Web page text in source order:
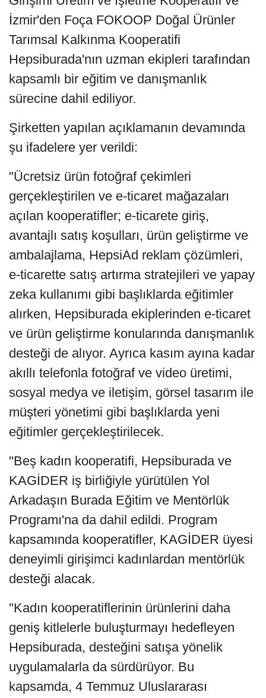
İzmir'den Foça FOKOOP Doğal Ürünler
Tarımsal Kalkınma Kooperatifi
Hepsiburada'nın uzman ekipleri tarafından
kapsamlı bir eğitim ve danışmanlık
sürecine dahil ediliyor.
Şirketten yapılan açıklamanın devamında
şu ifadelere yer verildi:
"Ücretsiz ürün fotoğraf çekimleri
gerçekleştirilen ve e-ticaret mağazaları
açılan kooperatifler; e-ticarete giriş,
avantajlı satış koşulları, ürün geliştirme ve
ambalajlama, HepsiAd reklam çözümleri,
e-ticarette satış artırma stratejileri ve yapay
zeka kullanımı gibi başlıklarda eğitimler
alırken, Hepsiburada ekiplerinden e-ticaret
ve ürün geliştirme konularında danışmanlık
desteği de alıyor. Ayrıca kasım ayına kadar
akıllı telefonla fotoğraf ve video üretimi,
sosyal medya ve iletişim, görsel tasarım ile
müşteri yönetimi gibi başlıklarda yeni
eğitimler gerçekleştirilecek.
"Beş kadın kooperatifi, Hepsiburada ve
KAGİDER iş birliğiyle yürütülen Yol
Arkadaşın Burada Eğitim ve Mentörlük
Programı'na da dahil edildi. Program
kapsamında kooperatifler, KAGİDER üyesi
deneyimli girişimci kadınlardan mentörlük
desteği alacak.
"Kadın kooperatiflerinin ürünlerini daha
geniş kitlelerle buluşturmayı hedefleyen
Hepsiburada, desteğini satışa yönelik
uygulamalarla da sürdürüyor. Bu
kapsamda, 4 Temmuz Uluslararası